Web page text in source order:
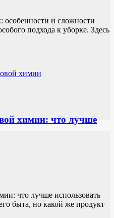
особенности и сложности
подхода к уборке. Здесь
химии: что лучше
что лучше использовать
быта, но какой же продукт